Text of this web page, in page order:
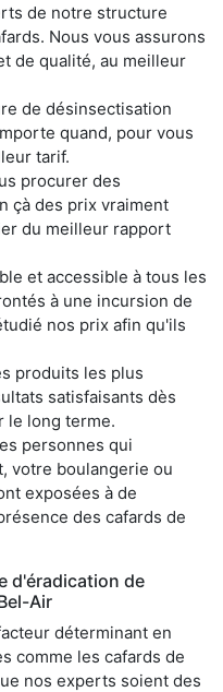
de notre structure
Nous vous assurons
de qualité, au meilleur
de désinsectisation
quand, pour vous
tarif.
procurer des
çà des prix vraiment
du meilleur rapport
et accessible à tous les
à une incursion de
nos prix afin qu'ils
produits les plus
satisfaisants dès
le long terme.
personnes qui
votre boulangerie ou
exposées à de
des cafards de
d'éradication de
Air
déterminant en
comme les cafards de
nos experts soient des